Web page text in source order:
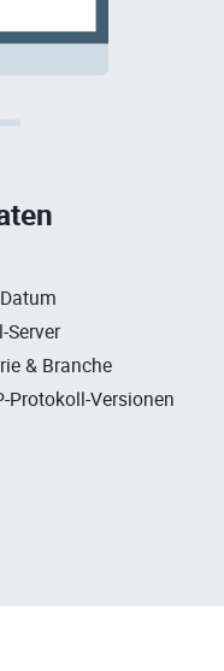
Server
& Branche
Protokoll-Versionen